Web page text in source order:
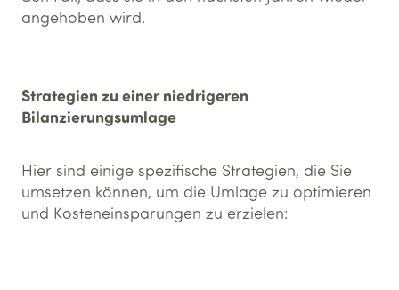
angehoben wird.
Strategien zu einer niedrigeren
Bilanzierungsumlage
Hier sind einige spezifische Strategien, die Sie
umsetzen können, um die Umlage zu optimieren
und Kosteneinsparungen zu erzielen: